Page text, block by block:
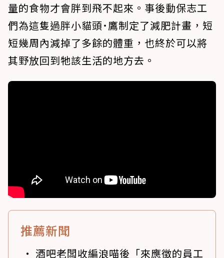
量的食物才會胖到飛不起來。事後動保志工
們為這隻過胖小貓頭˙鷹制定了減肥計畫，短
短幾周內減掉了多餘的體重，也終於可以將
其野放回到牠該生活的地方去。
推薦新聞
酒吧老闆收編浪喵後「來應徵的員工